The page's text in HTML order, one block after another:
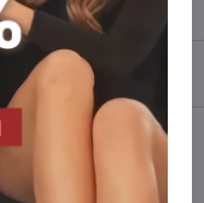
WhatsApp